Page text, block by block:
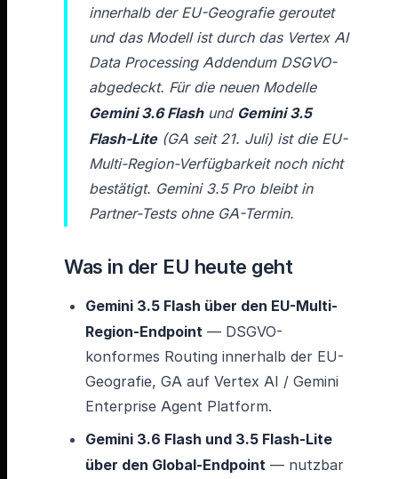
innerhalb der EU-Geografie geroutet
und das Modell ist durch das Vertex AI
Data Processing Addendum DSGVO-
abgedeckt. Für die neuen Modelle
Gemini 3.6 Flashund Gemini 3.5
Flash-Lite(GA seit 21. Juli) ist die EU-
Multi-Region-Verfügbarkeit noch nicht
bestätigt. Gemini 3.5 Pro bleibt in
Partner-Tests ohne GA-Termin.
Was in der EU heute geht
Gemini 3.5 Flash über den EU-Multi-
Region-Endpoint — DSGVO-
konformes Routing innerhalb der EU-
Geografie, GA auf Vertex AI / Gemini
Enterprise Agent Platform.
Gemini 3.6 Flash und 3.5 Flash-Lite
über den Global-Endpoint — nutzbar